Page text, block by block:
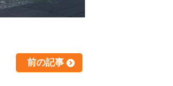
前の記事